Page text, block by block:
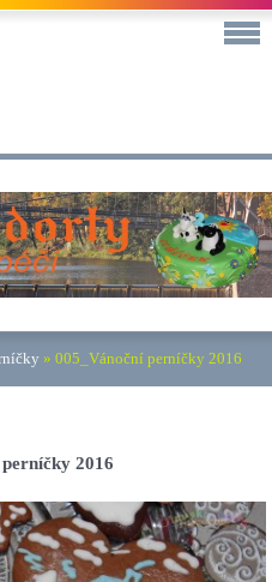
» 005_Vánoční perníčky 2016
2016